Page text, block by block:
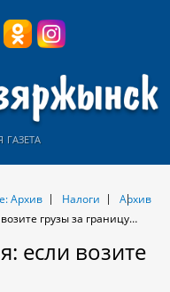
Архив Налоги
Архив
грузы за границу…
если возите